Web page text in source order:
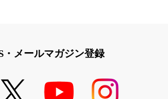
・メールマガジン登録